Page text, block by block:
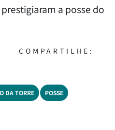
a posse do
COMPARTILHE:
DA TORRE POSSE